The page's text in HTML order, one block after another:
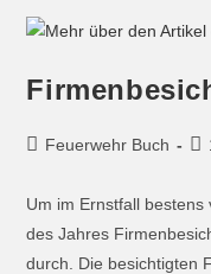
Feuerwehr Buch
Um im Ernstfall
des Jahres
durch. Die besichtigten